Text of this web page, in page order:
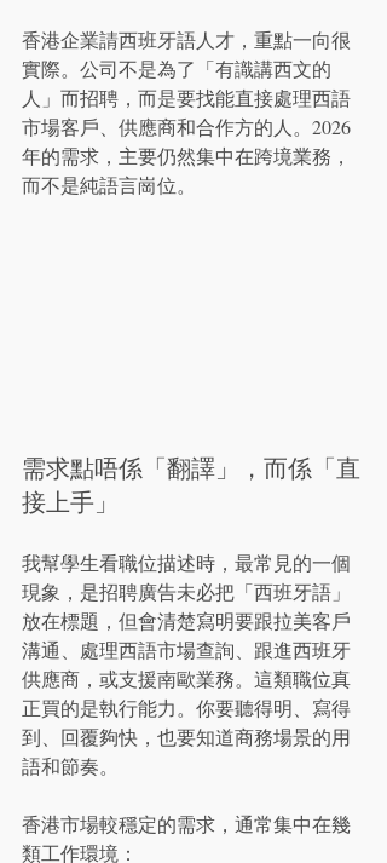
香港企業請西班牙語人才，重點一向很
實際。公司不是為了「有識講西文的
人」而招聘，而是要找能直接處理西語
市場客戶、供應商和合作方的人。2026
年的需求，主要仍然集中在跨境業務，
而不是純語言崗位。
需求點唔係「翻譯」，而係「直
接上手」
我幫學生看職位描述時，最常見的一個
現象，是招聘廣告未必把「西班牙語」
放在標題，但會清楚寫明要跟拉美客戶
溝通、處理西語市場查詢、跟進西班牙
供應商，或支援南歐業務。這類職位真
正買的是執行能力。你要聽得明、寫得
到、回覆夠快，也要知道商務場景的用
語和節奏。
香港市場較穩定的需求，通常集中在幾
類工作環境：